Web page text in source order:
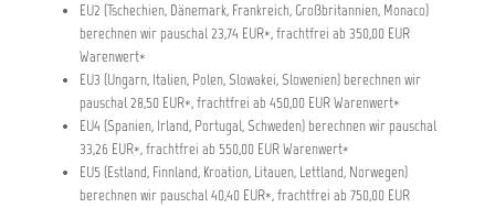
EU2 (Tschechien, Dänemark, Frankreich, Großbritannien, Monaco)
berechnen wir pauschal 23,74 EUR*, frachtfrei ab 350,00 EUR
Warenwert*
EU3 (Ungarn, Italien, Polen, Slowakei, Slowenien) berechnen wir
pauschal 28,50 EUR*, frachtfrei ab 450,00 EUR Warenwert*
EU4 (Spanien, Irland, Portugal, Schweden) berechnen wir pauschal
33,26 EUR*, frachtfrei ab 550,00 EUR Warenwert*
EU5 (Estland, Finnland, Kroation, Litauen, Lettland, Norwegen)
berechnen wir pauschal 40,40 EUR*, frachtfrei ab 750,00 EUR